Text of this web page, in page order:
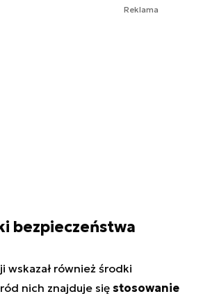
Reklama
bezpieczeństwa
wskazał również środki
nich znajduje się stosowanie